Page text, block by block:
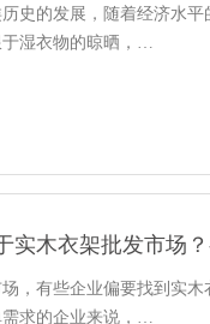
史的发展，随着经济水平
湿衣物的晾晒，…
实木衣架批发市场
，有些企业偏要找到实
需求的企业来说，…